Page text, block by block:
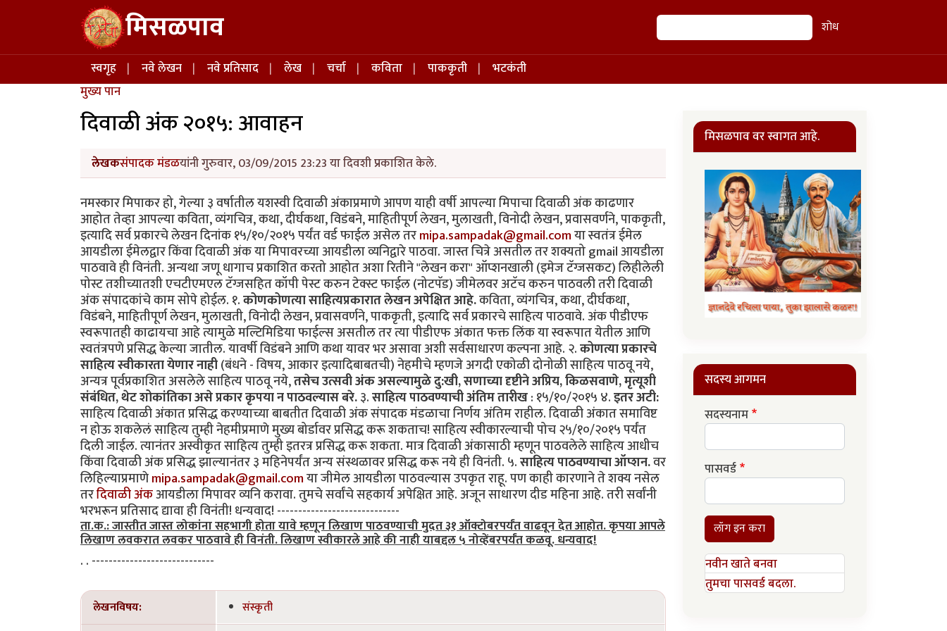
Skip to main content मिसळपाव शोध शोध
Main navigation
स्वगृह नवे लेखन नवे प्रतिसाद लेख चर्चा कविता पाककृती
भटकंती
मुख्य पान
दिवाळी अंक २०१५: आवाहन
लेखकसंपादक मंडळयांनी गुरुवार, 03/09/2015 23:23 या दिवशी प्रकाशित केले.
नमस्कार मिपाकर हो, गेल्या ३ वर्षातील यशस्वी दिवाळी अंकाप्रमाणे आपण याही वर्षी आपल्या मिपाचा दिवाळी अंक काढणार
आहोत तेव्हा आपल्या कविता, व्यंगचित्र, कथा, दीर्घकथा, विडंबने, माहितीपूर्ण लेखन, मुलाखती, विनोदी लेखन, प्रवासवर्णने, पाककृती,
इत्यादि सर्व प्रकारचे लेखन दिनांक १५/१०/२०१५ पर्यंत वर्ड फाईल असेल तरmipa.sampadak@gmail.comया स्वतंत्र ईमेल
आयडीला ईमेलद्वार किंवा दिवाळी अंक या मिपावरच्या आयडीला व्यनिद्वारे पाठवा. जास्त चित्रे असतील तर शक्यतो gmail आयडीला
पाठवावे ही विनंती. अन्यथा जणू धागाच प्रकाशित करतो आहोत अशा रितीने "लेखन करा" ऑप्शनखाली (इमेज टॅग्जसकट) लिहीलेली
पोस्ट तशीच्यातशी एचटीएमएल टॅग्जसहित कॉपी पेस्ट करुन टेक्स्ट फाईल (नोटपॅड) जीमेलवर अटॅच करुन पाठवली तरी दिवाळी
अंक संपादकांचे काम सोपे होईल. १.कोणकोणत्या साहित्यप्रकारात लेखन अपेक्षित आहे.कविता, व्यंगचित्र, कथा, दीर्घकथा,
विडंबने, माहितीपूर्ण लेखन, मुलाखती, विनोदी लेखन, प्रवासवर्णने, पाककृती, इत्यादि सर्व प्रकारचे साहित्य पाठवावे. अंक पीडीएफ
स्वरूपातही काढायचा आहे त्यामुळे मल्टिमिडिया फाईल्स असतील तर त्या पीडीएफ अंकात फक्त लिंक या स्वरूपात येतील आणि
स्वतंत्रपणे प्रसिद्ध केल्या जातील. यावर्षी विडंबने आणि कथा यावर भर असावा अशी सर्वसाधारण कल्पना आहे. २.कोणत्या प्रकारचे
साहित्य स्वीकारता येणार नाही(बंधने - विषय, आकार इत्यादिबाबतची) नेहमीचे म्हणजे अगदी एकोळी दोनोळी साहित्य पाठवू नये,
अन्यत्र पूर्वप्रकाशित असलेले साहित्य पाठवू नये,तसेच उत्सवी अंक असल्यामुळे दु:खी, सणाच्या दृष्टीने अप्रिय, किळसवाणे, मृत्यूशी
संबंधित, थेट शोकांतिका असे प्रकार कृपया न पाठवल्यास बरे.३.साहित्य पाठवण्याची अंतिम तारीख: १५/१०/२०१५ ४.इतर अटी:
साहित्य दिवाळी अंकात प्रसिद्ध करण्याच्या बाबतीत दिवाळी अंक संपादक मंडळाचा निर्णय अंतिम राहील. दिवाळी अंकात समाविष्ट
न होऊ शकलेलं साहित्य तुम्ही नेहमीप्रमाणे मुख्य बोर्डावर प्रसिद्ध करू शकताच! साहित्य स्वीकारल्याची पोच २५/१०/२०१५ पर्यंत
दिली जाईल. त्यानंतर अस्वीकृत साहित्य तुम्ही इतरत्र प्रसिद्ध करू शकता. मात्र दिवाळी अंकासाठी म्हणून पाठवलेले साहित्य आधीच
किंवा दिवाळी अंक प्रसिद्ध झाल्यानंतर ३ महिनेपर्यंत अन्य संस्थळावर प्रसिद्ध करू नये ही विनंती. ५.साहित्य पाठवण्याचा ऑप्शन.वर
लिहिल्याप्रमाणेmipa.sampadak@gmail.comया जीमेल आयडीला पाठवल्यास उपकृत राहू. पण काही कारणाने ते शक्य नसेल
तरदिवाळी अंकआयडीला मिपावर व्यनि करावा. तुमचे सर्वांचे सहकार्य अपेक्षित आहे. अजून साधारण दीड महिना आहे. तरी सर्वांनी
भरभरून प्रतिसाद द्यावा ही विनंती! धन्यवाद! -----------------------------
ता.क.: जास्तीत जास्त लोकांना सहभागी होता यावे म्हणून लिखाण पाठवण्याची मुदत ३१ ऑक्टोबरपर्यंत वाढवून देत आहोत. कृपया आपले
लिखाण लवकरात लवकर पाठवावे ही विनंती. लिखाण स्वीकारले आहे की नाही याबद्दल ५ नोव्हेंबरपर्यंत कळवू. धन्यवाद!
. . -----------------------------
लेखनविषय: संस्कृती
मिसळपाव वर स्वागत आहे.
सदस्य आगमन
सदस्यनाम
पासवर्ड
लॉग इन करा
नवीन खाते बनवा
तुमचा पासवर्ड बदला.